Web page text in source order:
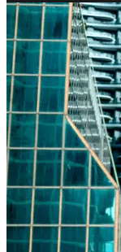
¿Quién soy? Soy
terremoto,
al darse cuenta,
así llegó el soccer
1era categoría de
estaba
vez fueron mi
2018 llegué al
pero con una
mi carrera como
Unidos caminé en
puedo decirte que
te arriesgas y das